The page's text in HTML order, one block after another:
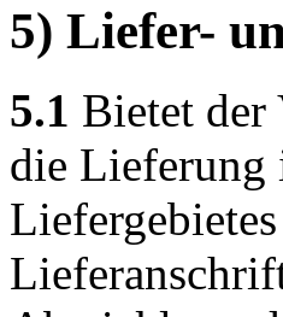
5) Liefer-
5.1 Bietet der
die Lieferung